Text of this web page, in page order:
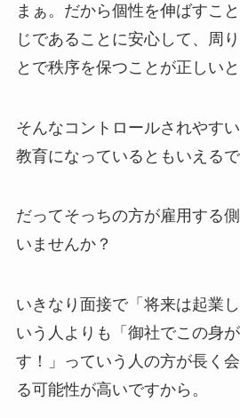
まぁ。だから個性を伸ばすこ
じであることに安心して、周
とで秩序を保つことが正しいと
そんなコントロールされやす
教育になっているともいえるで
だってそっちの方が雇用する
いませんか？
いきなり面接で「将来は起業
いう人よりも「御社でこの身
す！」っていう人の方が長く
る可能性が高いですから。